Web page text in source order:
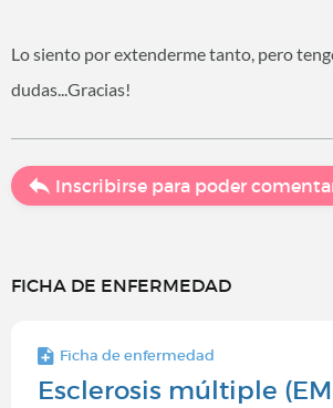
Lo siento por extenderme tanto, pero
dudas...Gracias!
Inscribirse para poder
FICHA DE ENFERMEDAD
Ficha de enfermedad
Esclerosis múltiple